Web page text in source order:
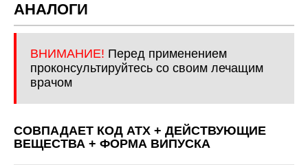
АНАЛОГИ
ВНИМАНИЕ! Перед применением
проконсультируйтесь со своим лечащим
врачом
СОВПАДАЕТ КОД ATХ + ДЕЙСТВУЮЩИЕ
ВЕЩЕСТВА + ФОРМА ВИПУСКА